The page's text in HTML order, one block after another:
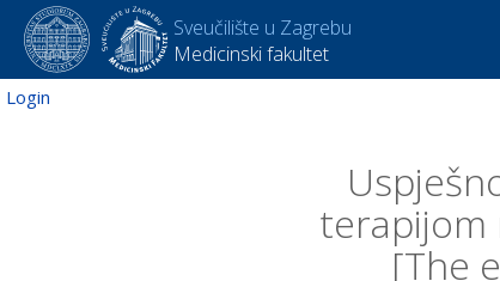
Sveučilište u Zagrebu
Medicinski fakultet
Login
terapijom
[The